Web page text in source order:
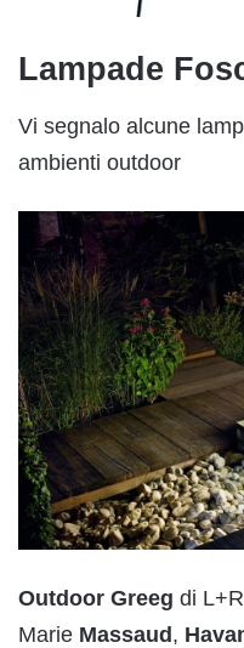
Lampade
Vi segnalo alcune
ambienti outdoor
Outdoor Greeg di L+R
Marie Massaud,